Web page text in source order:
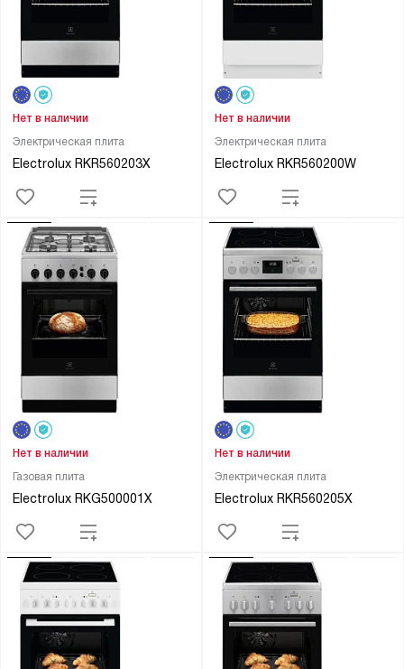
Электрическая плита
Electrolux RKR560203X
Нет в наличии
Электрическая плита
Electrolux RKR560200W
Нет в наличии
Газовая плита
Electrolux RKG500001X
Нет в наличии
Электрическая плита
Electrolux RKR560205X
Нет в наличии